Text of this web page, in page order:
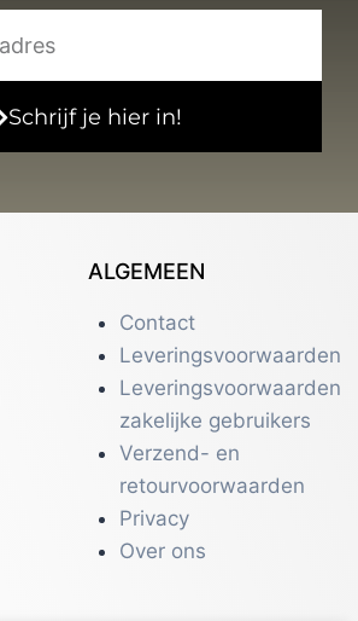
Schrijf je hier in!
ALGEMEEN
Contact
Leveringsvoorwaarden
Leveringsvoorwaarden
zakelijke gebruikers
Verzend- en
retourvoorwaarden
Privacy
Over ons